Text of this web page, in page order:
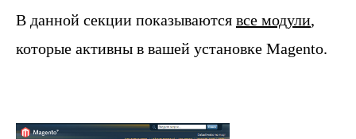
В данной секции показываются все модули,
которые активны в вашей установке Magento.